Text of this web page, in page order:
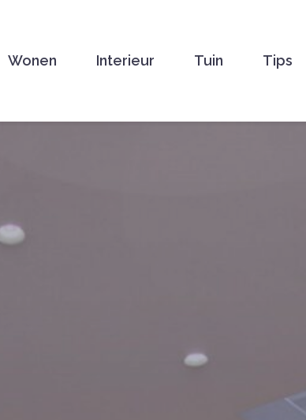
Wonen Interieur Tuin Tips